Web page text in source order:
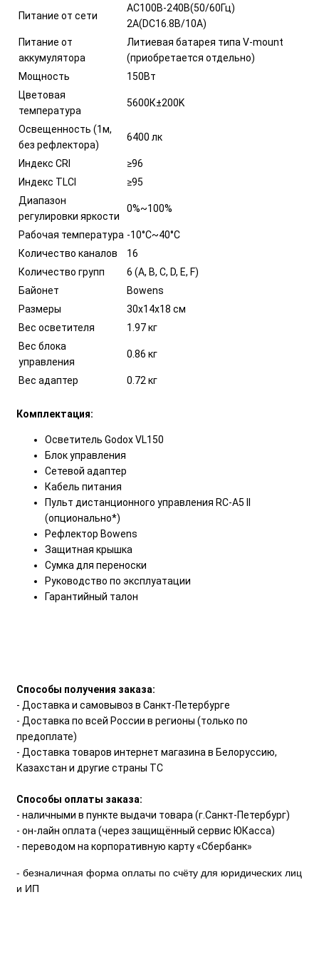
Питание от сети
AC100В-240В(50/60Гц)
2А(DC16.8В/10А)
Питание от
аккумулятора
Литиевая батарея типа V-mount
(приобретается отдельно)
Мощность
150Вт
Цветовая
температура
5600К±200K
Освещенность (1м,
без рефлектора)
6400 лк
Индекс CRI
≥96
Индекс TLCI
≥95
Диапазон
регулировки яркости
0%~100%
Рабочая температура -10°С~40°С
Количество каналов
16
Количество групп
6 (A, B, C, D, E, F)
Байонет
Bowens
Размеры
30х14x18 см
Вес осветителя
1.97 кг
Вес блока
управления
0.86 кг
Вес адаптер 0.72 кг
Комплектация:
Осветитель Godox VL150
Блок управления
Сетевой адаптер
Кабель питания
Пульт дистанционного управления RC-A5 II
(опционально*)
Рефлектор Bowens
Защитная крышка
Сумка для переноски
Руководство по эксплуатации
Гарантийный талон
Способы получения заказа:
- Доставка и самовывоз в Санкт-Петербурге
- Доставка по всей России в регионы (только по
предоплате)
- Доставка товаров интернет магазина в Белоруссию,
Казахстан и другие страны ТС
Способы оплаты заказа:
- наличными в пункте выдачи товара (г.Санкт-Петербург)
- он-лайн оплата (через защищённый сервис ЮКасса)
- переводом на корпоративную карту «Сбербанк»
- безналичная форма оплаты по счёту для юридических лиц
и ИП